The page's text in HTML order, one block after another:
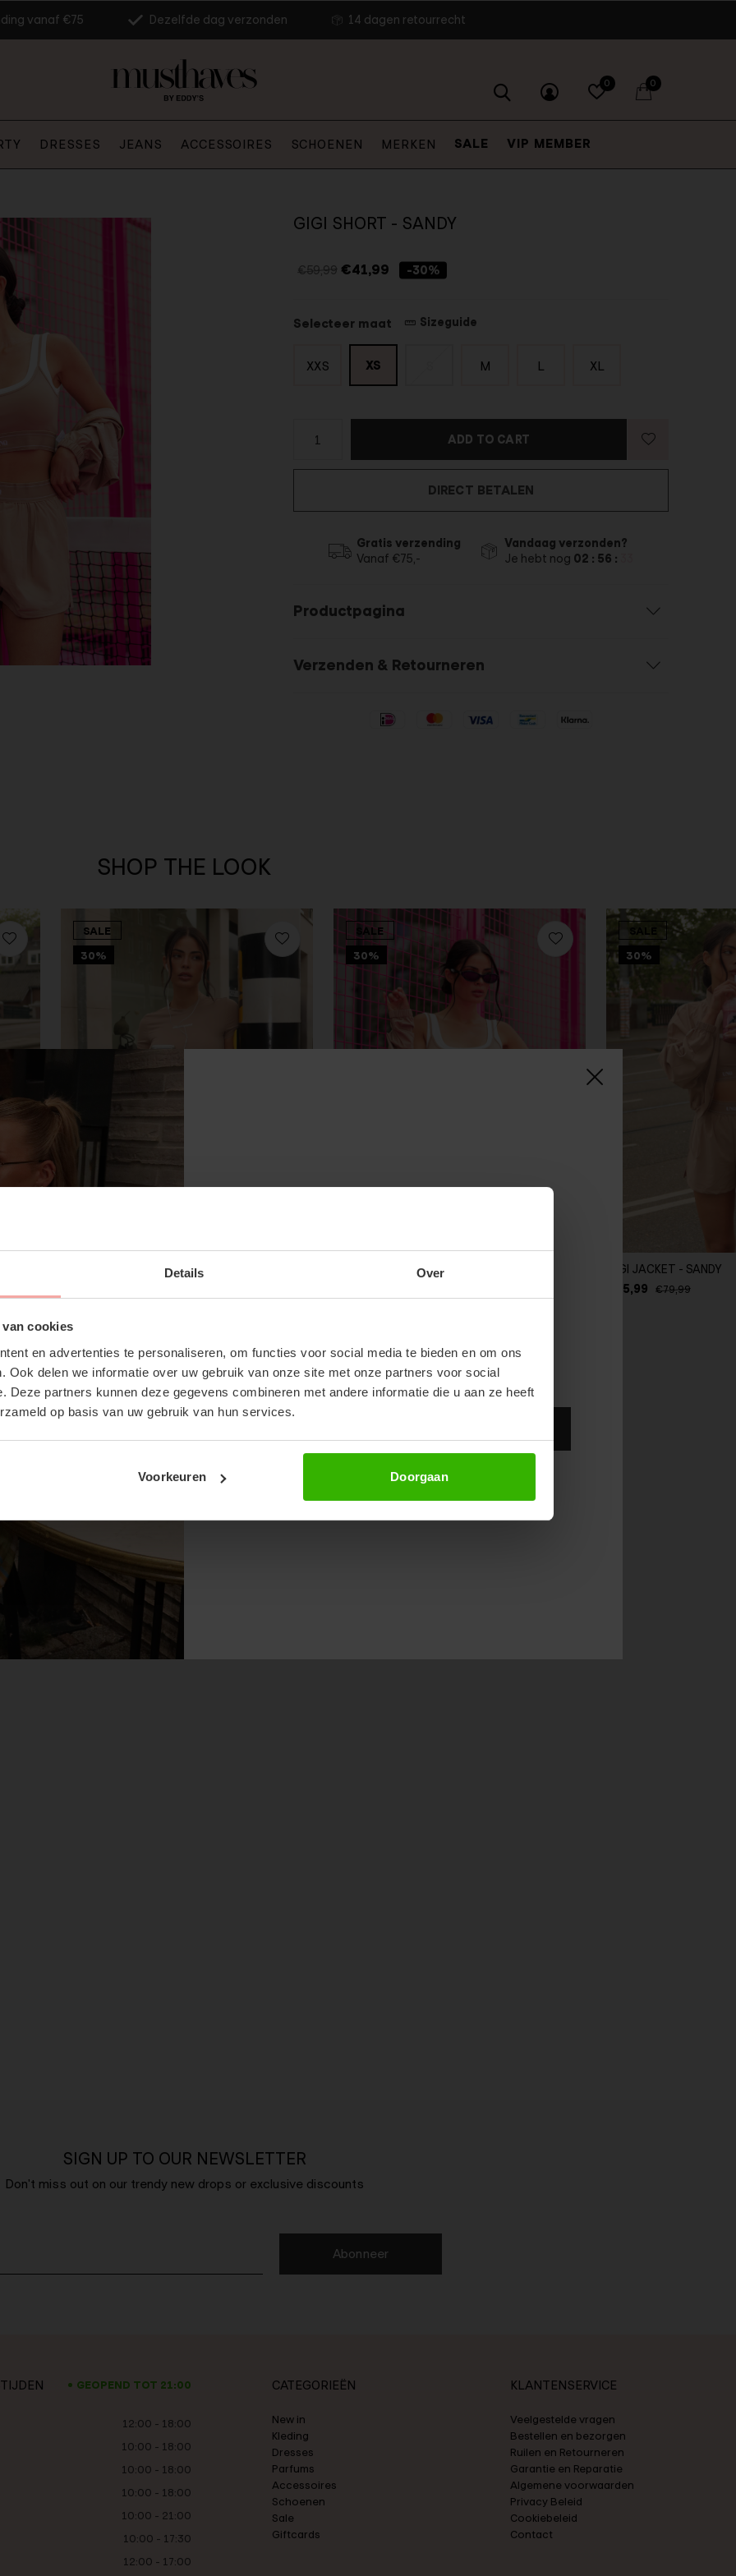
Details Over
cookies
en advertenties te personaliseren, om functies voor social media te bieden en om ons
Ook delen we informatie over uw gebruik van onze site met onze partners voor social
Deze partners kunnen deze gegevens combineren met andere informatie die u aan ze heeft
op basis van uw gebruik van hun services.
Voorkeuren Doorgaan
SUBSCRIBE NOW & GET 10%
DRESSES JEANS ACCESSOIRES SCHOENEN MERKEN SALE VIP MEMBER
0 0
vanaf €75 Dezelfde dag verzonden 14 dagen retourrecht
GIGI SHORT - SANDY
€59,99 €41,99 -30%
Selecteer maat Sizeguide
XXS XS M L XL
ADD TO CART
DIRECT BETALEN
Gratis verzending
Vanaf €75,-
Vandaag verzonden?
Je hebt nog 02 : 56 :
Productpagina
Verzenden & Retourneren
SHOP THE LOOK
SALE
30%
GISELLE SHORT SLEEVE - SANDY
SALE
30%
GIGI TOP - SANDY
30%
GIGI JACKET - SANDY
€55,99 €79,99
RECENTE ARTIKELEN
SIGN UP TO OUR NEWSLETTER
Don't miss out on our trendy new drops or exclusive discounts
Abonneer
GEOPEND TOT 21:00
12:00 - 18:00
10:00 - 18:00
10:00 - 18:00
10:00 - 18:00
10:00 - 21:00
10:00 - 17:30
12:00 - 17:00
CATEGORIEËN
New in
Kleding
Dresses
Parfums
Accessoires
Schoenen
Sale
Giftcards
KLANTENSERVICE
Veelgestelde vragen
Bestellen en bezorgen
Ruilen en Retourneren
Garantie en Reparatie
Algemene voorwaarden
Privacy Beleid
Cookiebeleid
Contact